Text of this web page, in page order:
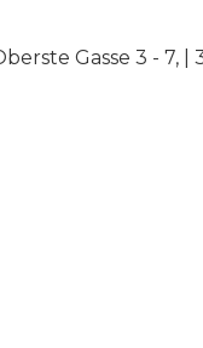
Gasse 3 - 7, |